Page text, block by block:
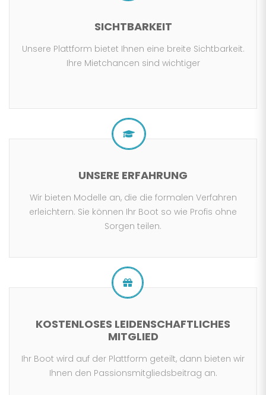
SICHTBARKEIT
Unsere Plattform bietet Ihnen eine breite Sichtbarkeit.
Ihre Mietchancen sind wichtiger
UNSERE ERFAHRUNG
Wir bieten Modelle an, die die formalen Verfahren
erleichtern. Sie können Ihr Boot so wie Profis ohne
Sorgen teilen.
KOSTENLOSES LEIDENSCHAFTLICHES
MITGLIED
Ihr Boot wird auf der Plattform geteilt, dann bieten wir
Ihnen den Passionsmitgliedsbeitrag an.